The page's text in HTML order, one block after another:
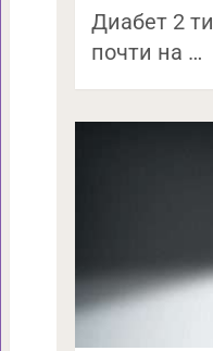
Диабет 2
почти на …